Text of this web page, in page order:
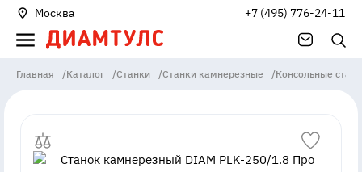
Москва +7 (495) 776-24-11
Главная /Каталог /Станки /Станки камнерезные /Консольные